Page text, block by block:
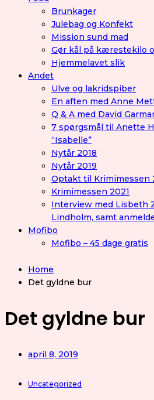
Brunkager
Julebag og Konfekt
Mission sund mad
Gør kål på kærestekilo
Hjemmelavet slik
Andet
Ulve og lakridspiber
En aften med Anne
Q & A med David
7 spørgsmål til Anette
“Isabelle”
Nytår 2018
Nytår 2019
Optakt til Krimimessen
Krimimessen 2021
Interview med Lisbeth
Lindholm, samt
Mofibo
Mofibo – 45 dage gratis
Home
Det gyldne bur
Det gyldne bur
april 8, 2019
Uncategorized